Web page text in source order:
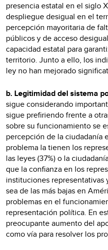
presencia estatal en el siglo
despliegue desigual en el
percepción mayoritaria de
públicos y de acceso
capacidad estatal para
territorio. Junto a ello, los
ley no han mejorado
b. Legitimidad del sistema
sigue considerando
sigue prefiriendo frente a
sobre su funcionamiento se
percepción de la ciudadanía
problema la tienen los
las leyes (37%) o la
que la confianza en los
instituciones representativas
sea de las más bajas en
problemas en el
representación política. En
preocupante aumento del
como vía para resolver los